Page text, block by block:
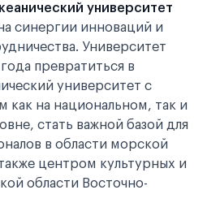
университет
синергии инноваций и
Университет
превратиться в
университет с
как на национальном, так и
стать важной базой для
в области морской
центром культурных и
области Восточно-